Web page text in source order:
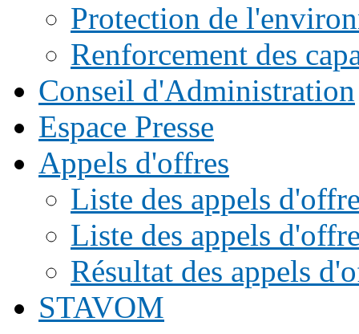
Protection de
Renforcement des
Conseil d'Administration
Espace Presse
Appels d'offres
Liste des appels
Liste des appels
Résultat des appels
STAVOM